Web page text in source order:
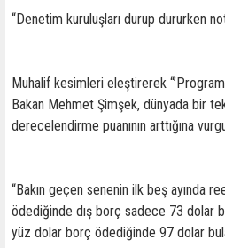
“Denetim kuruluşları durup dururken
Muhalif kesimleri eleştirerek
Bakan Mehmet Şimşek, dünyada bir
derecelendirme puanının arttığına
“Bakın geçen senenin ilk beş ayında
ödediğinde dış borç sadece 73 dolar
yüz dolar borç ödediğinde 97 dolar